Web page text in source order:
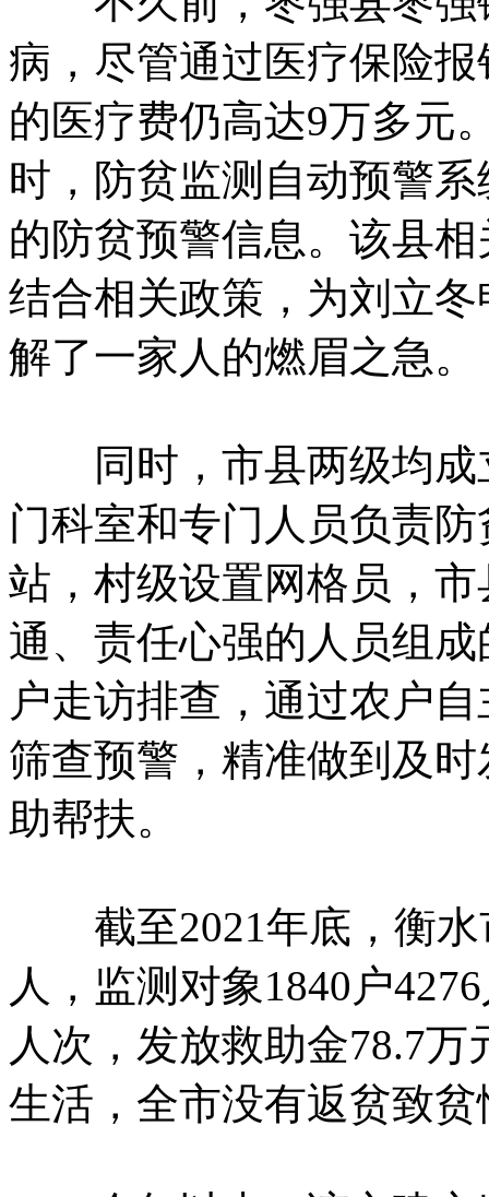
病，尽管通过医疗保险
的医疗费仍高达9万多元
时，防贫监测自动预警
的防贫预警信息。该县
结合相关政策，为刘立
解了一家人的燃眉之急。
同时，市县两级均成
门科室和专门人员负责
站，村级设置网格员，
通、责任心强的人员组
户走访排查，通过农户
筛查预警，精准做到及
助帮扶。
截至2021年底，衡水
人，监测对象1840户
人次，发放救助金78.7
生活，全市没有返贫致